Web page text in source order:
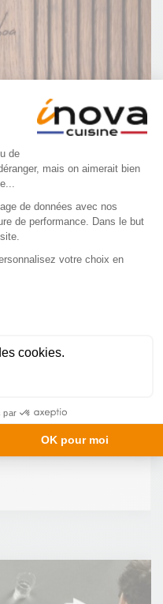
Ainhoa
la fin de la hotte